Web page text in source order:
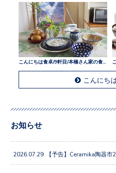
こんにちは食卓/9軒目/本橋さん家の食卓
こんにち
お知らせ
2026.07.29 【予告】Ceramika陶器市